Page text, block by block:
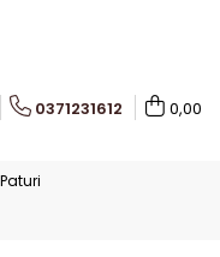
0371231612 0,00
Paturi